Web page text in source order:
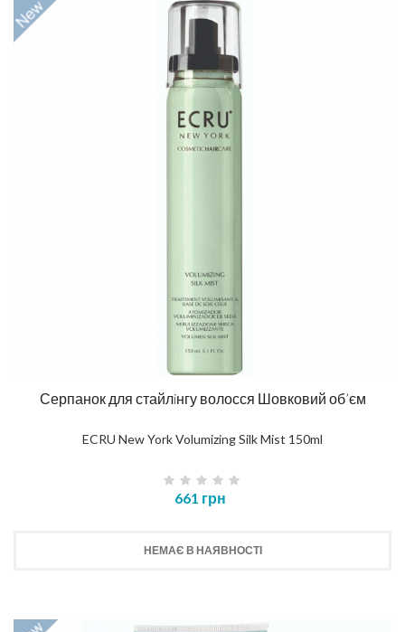
Серпанок для стайлiнгу волосся Шовковий об’єм
ECRU New York Volumizing Silk Mist 150ml
661 грн
НЕМАЄ В НАЯВНОСТІ